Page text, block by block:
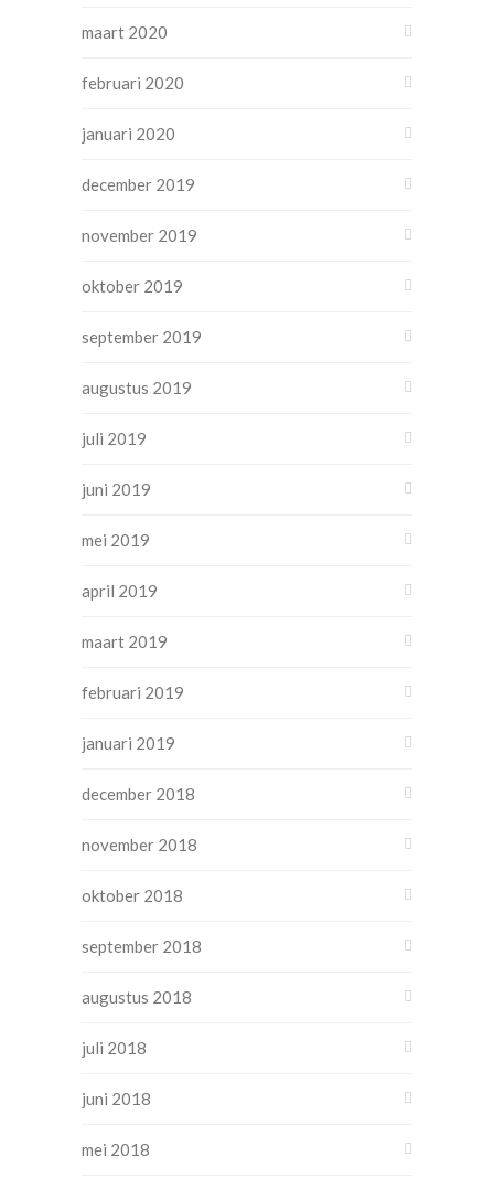
maart 2020
februari 2020
januari 2020
december 2019
november 2019
oktober 2019
september 2019
augustus 2019
juli 2019
juni 2019
mei 2019
april 2019
maart 2019
februari 2019
januari 2019
december 2018
november 2018
oktober 2018
september 2018
augustus 2018
juli 2018
juni 2018
mei 2018